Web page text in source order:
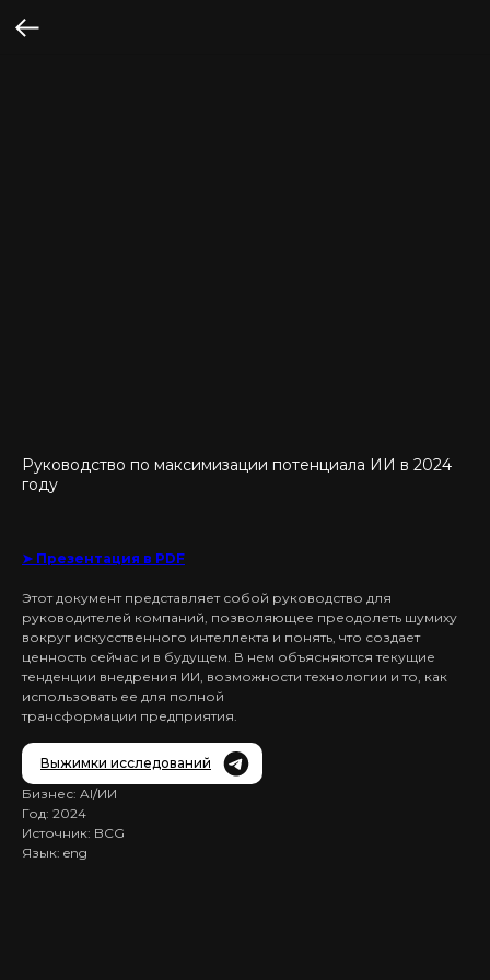
Руководство по максимизации потенциала ИИ в 2024
году
➤ Презентация в PDF
Этот документ представляет собой руководство для
руководителей компаний, позволяющее преодолеть шумиху
вокруг искусственного интеллекта и понять, что создает
ценность сейчас и в будущем. В нем объясняются текущие
тенденции внедрения ИИ, возможности технологии и то, как
использовать ее для полной
трансформации предприятия.
Выжимки исследований
Бизнес: AI/ИИ
Год: 2024
Источник: BCG
Язык: eng